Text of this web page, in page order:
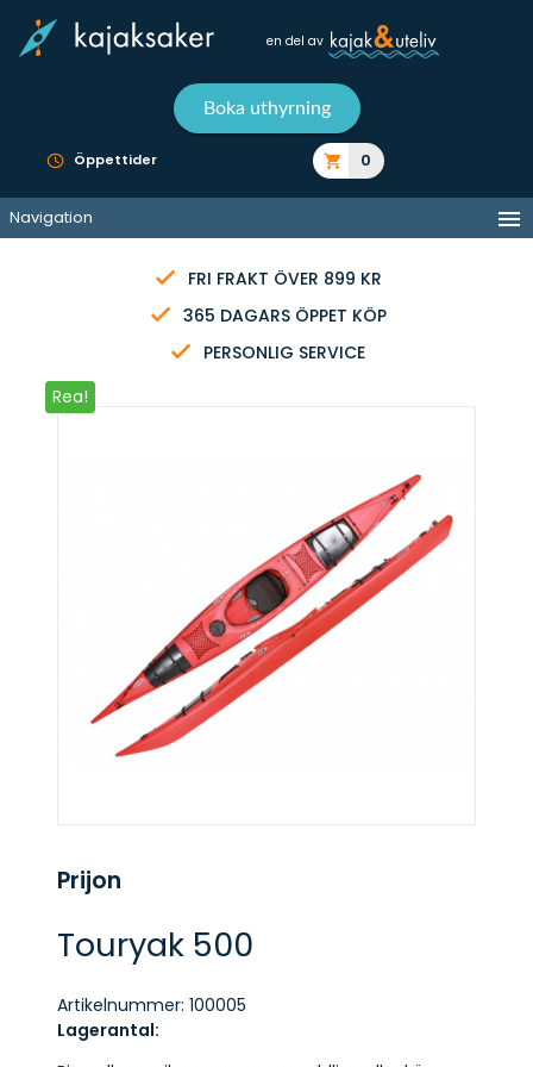
en del av
Boka uthyrning
Öppettider 0
Navigation
FRI FRAKT ÖVER 899 KR
365 DAGARS ÖPPET KÖP
PERSONLIG SERVICE
Rea!
Prijon
Touryak 500
Artikelnummer: 100005
Lagerantal: